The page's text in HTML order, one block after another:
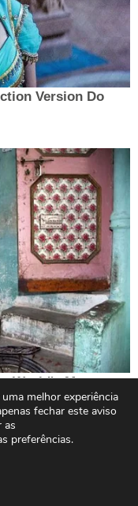
melhor experiência
fechar este aviso
as
preferências.